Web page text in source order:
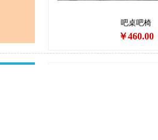
吧桌吧椅
￥460.00